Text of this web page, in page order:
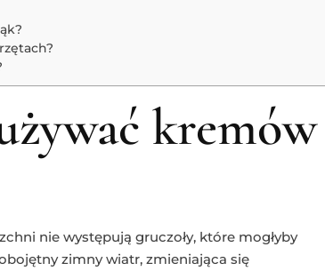
kremów
nie występują gruczoły, które mogłyby
zimny wiatr, zmieniająca się